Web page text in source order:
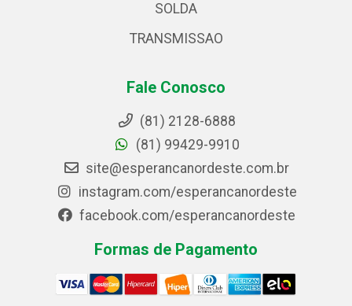
SOLDA
TRANSMISSAO
Fale Conosco
(81) 2128-6888
(81) 99429-9910
site@esperancanordeste.com.br
instagram.com/esperancanordeste
facebook.com/esperancanordeste
Formas de Pagamento